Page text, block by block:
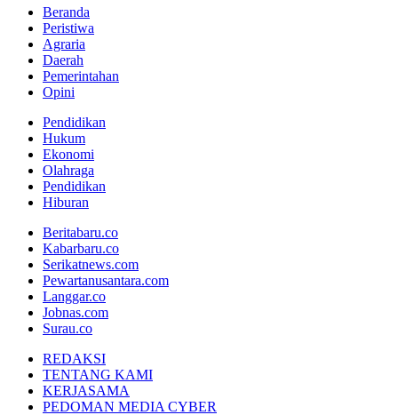
Beranda
Peristiwa
Agraria
Daerah
Pemerintahan
Opini
Pendidikan
Hukum
Ekonomi
Olahraga
Pendidikan
Hiburan
Beritabaru.co
Kabarbaru.co
Serikatnews.com
Pewartanusantara.com
Langgar.co
Jobnas.com
Surau.co
REDAKSI
TENTANG KAMI
KERJASAMA
PEDOMAN MEDIA CYBER